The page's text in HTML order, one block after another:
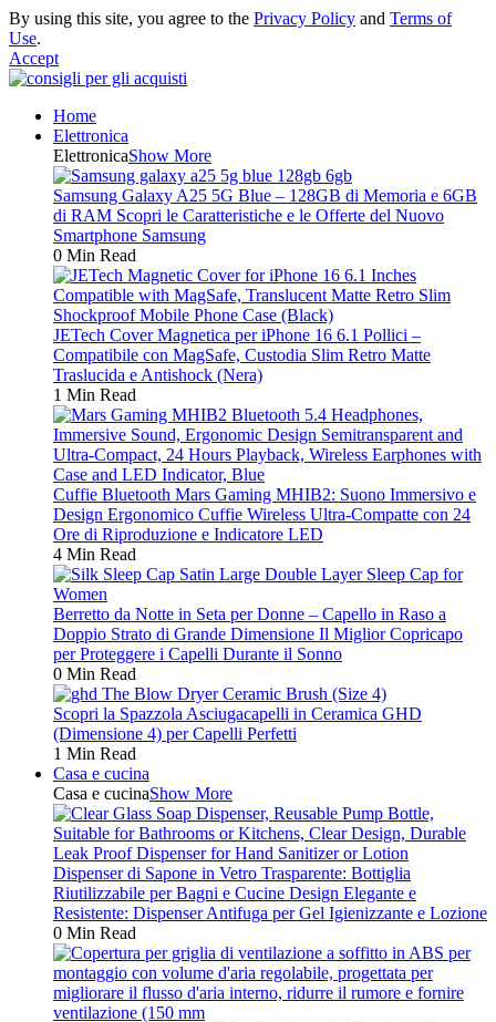
By using this site, you agree to the Privacy Policy and Terms of
Use.
Accept
Home
Elettronica
ElettronicaShow More
Samsung Galaxy A25 5G Blue – 128GB di Memoria e 6GB
di RAM Scopri le Caratteristiche e le Offerte del Nuovo
Smartphone Samsung
0 Min Read
JETech Cover Magnetica per iPhone 16 6.1 Pollici –
Compatibile con MagSafe, Custodia Slim Retro Matte
Traslucida e Antishock (Nera)
1 Min Read
Cuffie Bluetooth Mars Gaming MHIB2: Suono Immersivo e
Design Ergonomico Cuffie Wireless Ultra-Compatte con 24
Ore di Riproduzione e Indicatore LED
4 Min Read
Berretto da Notte in Seta per Donne – Capello in Raso a
Doppio Strato di Grande Dimensione Il Miglior Copricapo
per Proteggere i Capelli Durante il Sonno
0 Min Read
Scopri la Spazzola Asciugacapelli in Ceramica GHD
(Dimensione 4) per Capelli Perfetti
1 Min Read
Casa e cucina
Casa e cucinaShow More
Dispenser di Sapone in Vetro Trasparente: Bottiglia
Riutilizzabile per Bagni e Cucine Design Elegante e
Resistente: Dispenser Antifuga per Gel Igienizzante e Lozione
0 Min Read